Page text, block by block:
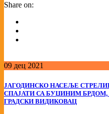
Share on:
09 дец 2021
ЈАГОДИНСКО НАСЕЉЕ
СПАЈАТИ СА БУЏИНИМ
ГРАДСКИ ВИДИКОВАЦ